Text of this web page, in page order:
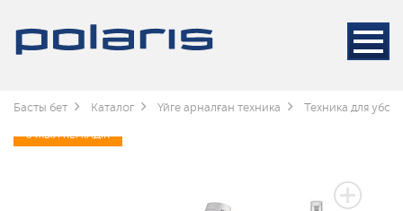
Басты бет Каталог Үйге арналған техника Техника для
3 ЖЫЛ КЕПІЛДІК